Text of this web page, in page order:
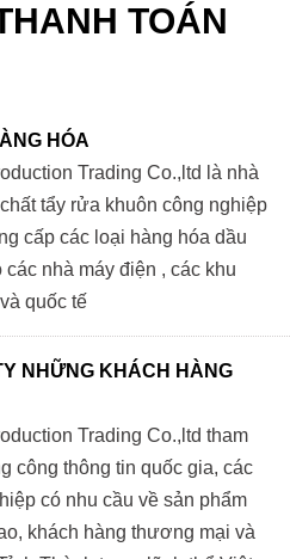
TOÁN
HÓA
Trading Co.,ltd là nhà
tẩy rửa khuôn công nghiệp
cấp các loại hàng hóa dầu
nhà máy điện , các khu
quốc tế
NHỮNG KHÁCH HÀNG
Trading Co.,ltd tham
công thông tin quốc gia, các
có nhu cầu về sản phẩm
khách hàng thương mại và